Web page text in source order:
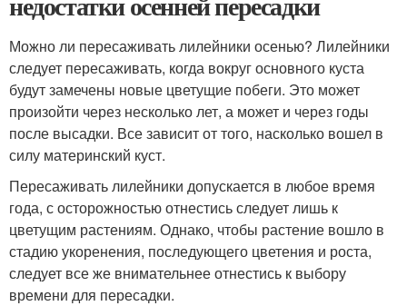
Можно ли пересаживать лилейники осенью? Лилейники
следует пересаживать, когда вокруг основного куста
будут замечены новые цветущие побеги. Это может
произойти через несколько лет, а может и через годы
после высадки. Все зависит от того, насколько вошел в
силу материнский куст.
Пересаживать лилейники допускается в любое время
года, с осторожностью отнестись следует лишь к
цветущим растениям. Однако, чтобы растение вошло в
стадию укоренения, последующего цветения и роста,
следует все же внимательнее отнестись к выбору
времени для пересадки.